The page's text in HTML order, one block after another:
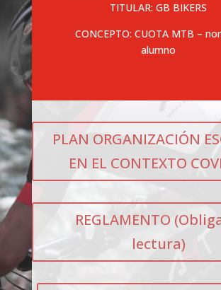
TITULAR: GB BIKERS
CONCEPTO: CUOTA MTB –
alumno
PLAN ORGANIZACIÓN
EN EL CONTEXTO
REGLAMENTO
lectura)